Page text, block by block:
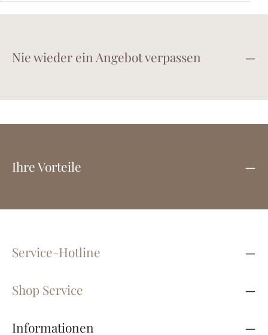
Nie wieder ein Angebot verpassen
Ihre Vorteile
Service-Hotline
Shop Service
Informationen